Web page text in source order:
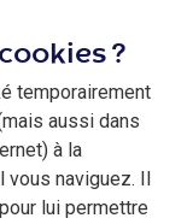
?
temporairement
aussi dans
à la
vous naviguez. Il
lui permettre